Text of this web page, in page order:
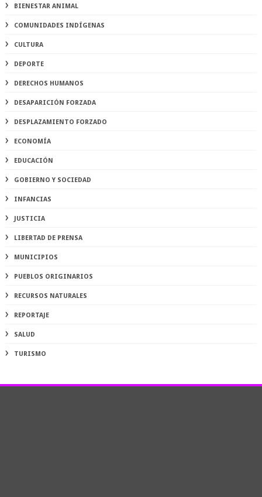
BIENESTAR ANIMAL
COMUNIDADES INDÍGENAS
CULTURA
DEPORTE
DERECHOS HUMANOS
DESAPARICIÓN FORZADA
DESPLAZAMIENTO FORZADO
ECONOMÍA
EDUCACIÓN
GOBIERNO Y SOCIEDAD
INFANCIAS
JUSTICIA
LIBERTAD DE PRENSA
MUNICIPIOS
PUEBLOS ORIGINARIOS
RECURSOS NATURALES
REPORTAJE
SALUD
TURISMO